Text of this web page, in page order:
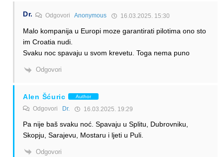
Dr. OdgovoriAnonymous 16.03.2025. 15:30
Malo kompanija u Europi moze garantirati pilotima ono sto
im Croatia nudi.
Svaku noc spavaju u svom krevetu. Toga nema puno
Odgovori
Alen Šćuric Author
Odgovori Dr. 16.03.2025. 19:29
Pa nije baš svaku noć. Spavaju u Splitu, Dubrovniku,
Skopju, Sarajevu, Mostaru i ljeti u Puli.
Odgovori